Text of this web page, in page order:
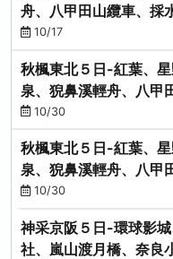
舟、八甲田山纜車、採
(不進免稅店)
10/17
秋楓東北５日-紅葉、
泉、猊鼻溪輕舟、八甲
進免稅店)
10/30
秋楓東北５日-紅葉、
泉、猊鼻溪輕舟、八甲
進免稅店)
10/30
神采京阪５日-環球影
社、嵐山渡月橋、奈良